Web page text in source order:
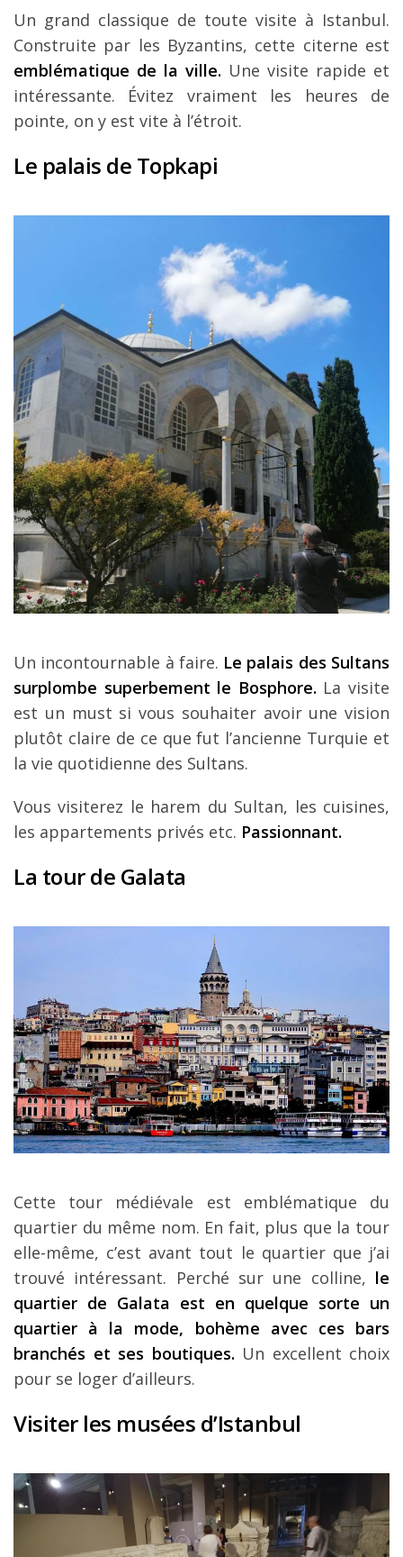
Un grand classique de toute visite à Istanbul.
Construite par les Byzantins, cette citerne est
emblématique de la ville. Une visite rapide et
intéressante. Évitez vraiment les heures de
pointe, on y est vite à l’étroit.
Le palais de Topkapi
Un incontournable à faire. Le palais des Sultans
surplombe superbement le Bosphore. La visite
est un must si vous souhaiter avoir une vision
plutôt claire de ce que fut l’ancienne Turquie et
la vie quotidienne des Sultans.
Vous visiterez le harem du Sultan, les cuisines,
les appartements privés etc. Passionnant.
La tour de Galata
Cette tour médiévale est emblématique du
quartier du même nom. En fait, plus que la tour
elle-même, c’est avant tout le quartier que j’ai
trouvé intéressant. Perché sur une colline, le
quartier de Galata est en quelque sorte un
quartier à la mode, bohème avec ces bars
branchés et ses boutiques. Un excellent choix
pour se loger d’ailleurs.
Visiter les musées d’Istanbul